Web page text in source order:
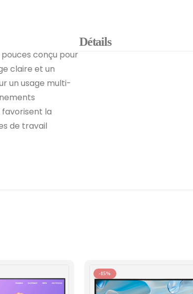
conçu pour
claire et un
un usage multi-
la
de travail
Détails
-15%